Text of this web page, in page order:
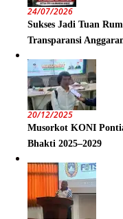
24/07/2026
Sukses Jadi Tuan
Transparansi
20/12/2025
Musorkot KONI
Bhakti 2025–2029